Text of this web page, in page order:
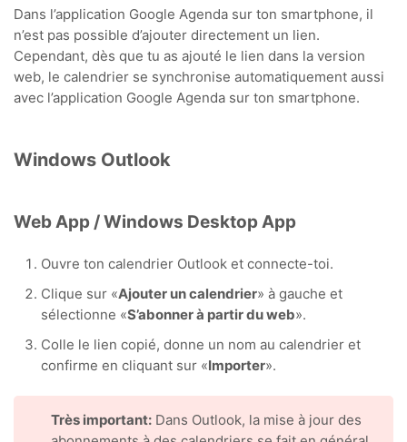
Dans l’application Google Agenda sur ton smartphone, il
n’est pas possible d’ajouter directement un lien.
Cependant, dès que tu as ajouté le lien dans la version
web, le calendrier se synchronise automatiquement aussi
avec l’application Google Agenda sur ton smartphone.
Windows Outlook
Web App / Windows Desktop App
Ouvre ton calendrier Outlook et connecte-toi.
Clique sur «Ajouter un calendrier» à gauche et
sélectionne «S’abonner à partir du web».
Colle le lien copié, donne un nom au calendrier et
confirme en cliquant sur «Importer».
Très important: Dans Outlook, la mise à jour des